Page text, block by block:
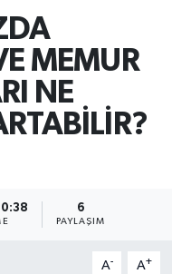
MEMUR
NE
6
PAYLAŞIM
A- A+